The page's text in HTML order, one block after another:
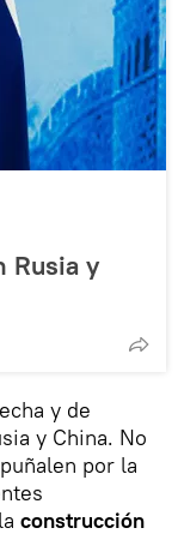
Rusia y
y de
y China. No
por la
construcción